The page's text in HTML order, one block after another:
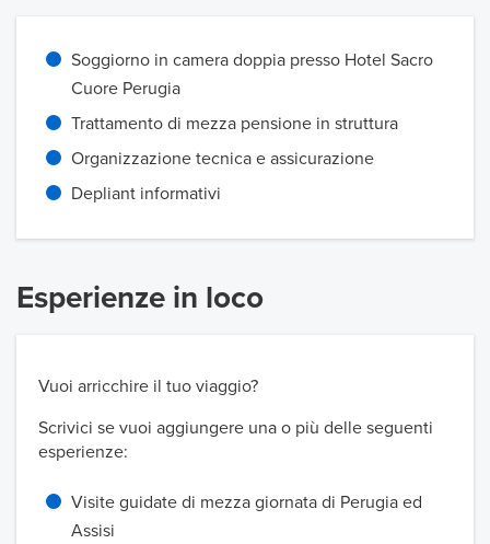
Soggiorno in camera doppia presso Hotel Sacro
Cuore Perugia
Trattamento di mezza pensione in struttura
Organizzazione tecnica e assicurazione
Depliant informativi
Esperienze in loco
Vuoi arricchire il tuo viaggio?
Scrivici se vuoi aggiungere una o più delle seguenti
esperienze:
Visite guidate di mezza giornata di Perugia ed
Assisi